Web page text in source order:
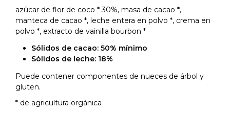
azúcar de flor de coco * 30%, masa de cacao *,
manteca de cacao *, leche entera en polvo *, crema en
polvo *, extracto de vainilla bourbon *
Sólidos de cacao: 50% mínimo
Sólidos de leche: 18%
Puede contener componentes de nueces de árbol y
gluten.
* de agricultura orgánica